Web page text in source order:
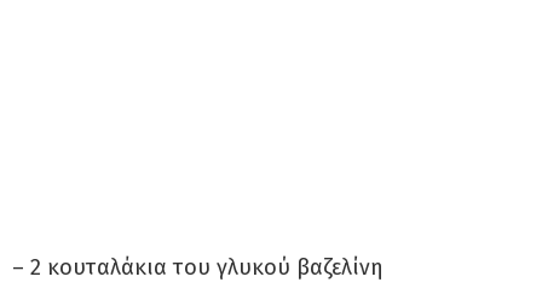
– 2 κουταλάκια του γλυκού βαζελίνη